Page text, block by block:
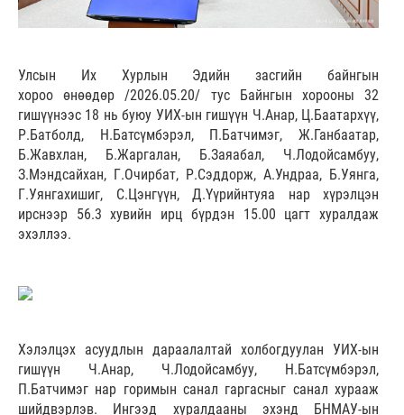
Улсын Их Хурлын Эдийн засгийн байнгын
хороо өнөөдөр /2026.05.20/ тус Байнгын хорооны 32
гишүүнээс 18 нь буюу УИХ-ын гишүүн Ч.Анар, Ц.Баатархүү,
Р.Батболд, Н.Батсүмбэрэл, П.Батчимэг, Ж.Ганбаатар,
Б.Жавхлан, Б.Жаргалан, Б.Заяабал, Ч.Лодойсамбуу,
З.Мэндсайхан, Г.Очирбат, Р.Сэддорж, А.Ундраа, Б.Уянга,
Г.Уянгахишиг, С.Цэнгүүн, Д.Үүрийнтуяа нар хүрэлцэн
ирснээр 56.3 хувийн ирц бүрдэн 15.00 цагт хуралдаж
эхэллээ.
Хэлэлцэх асуудлын дараалалтай холбогдуулан УИХ-ын
гишүүн Ч.Анар, Ч.Лодойсамбуу, Н.Батсүмбэрэл,
П.Батчимэг нар горимын санал гаргасныг санал хурааж
шийдвэрлэв. Ингээд хуралдааны эхэнд БНМАУ-ын